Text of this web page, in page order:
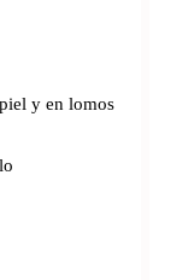
y en lomos